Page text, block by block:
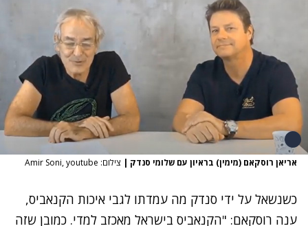
אריאן רוסקאם (מימין) בראיון עם שלומי סנדק | צילום: Amir Soni, youtube
כשנשאל על ידי סנדק מה עמדתו לגבי איכות הקנאביס,
ענה רוסקאם: "הקנאביס בישראל מאכזב למדי. כמובן שזה